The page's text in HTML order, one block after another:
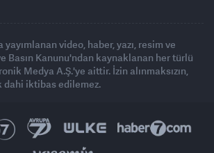
video, haber, yazı, resim ve
Basın Kanunu'ndan kaynaklanan her türlü
Medya A.Ş.'ye aittir. İzin alınmaksızın,
iktibas edilemez.